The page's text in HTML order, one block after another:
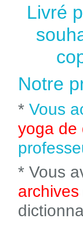
Livré
Notre
* Vous
yoga de
* Vous
archives